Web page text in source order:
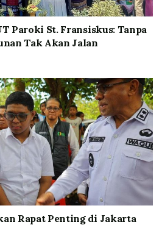
Paroki St. Fransiskus: Tanpa
Tak Akan Jalan
Rapat Penting di Jakarta